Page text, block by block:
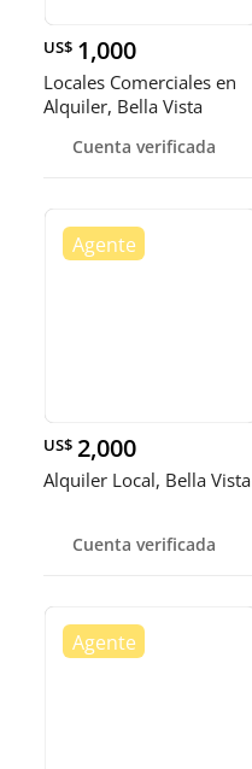
US$ 1,000
Locales Comerciales en
Alquiler, Bella Vista
Cuenta verificada
US$ 2,000
Alquiler Local, Bella Vista
Cuenta verificada